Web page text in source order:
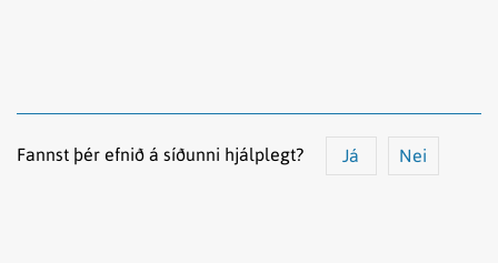
Fannst þér efnið á síðunni hjálplegt? Já Nei